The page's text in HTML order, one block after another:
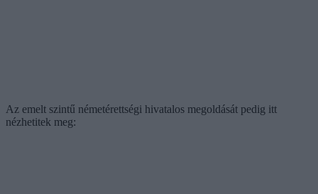
Az emelt szintű németérettségi hivatalos megoldását pedig itt
nézhetitek meg: